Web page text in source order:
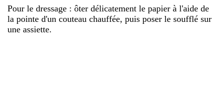
Pour le dressage : ôter délicatement le papier à l'aide de
la pointe d'un couteau chauffée, puis poser le soufflé sur
une assiette.